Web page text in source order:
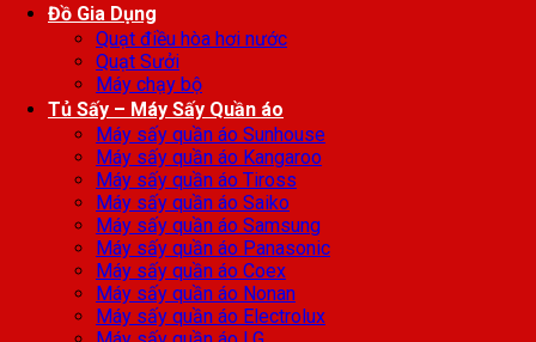
Đồ Gia Dụng
Quạt điều hòa hơi nước
Quạt Sưởi
Máy chạy bộ
Tủ Sấy – Máy Sấy Quần áo
Máy sấy quần áo Sunhouse
Máy sấy quần áo Kangaroo
Máy sấy quần áo Tiross
Máy sấy quần áo Saiko
Máy sấy quần áo Samsung
Máy sấy quần áo Panasonic
Máy sấy quần áo Coex
Máy sấy quần áo Nonan
Máy sấy quần áo Electrolux